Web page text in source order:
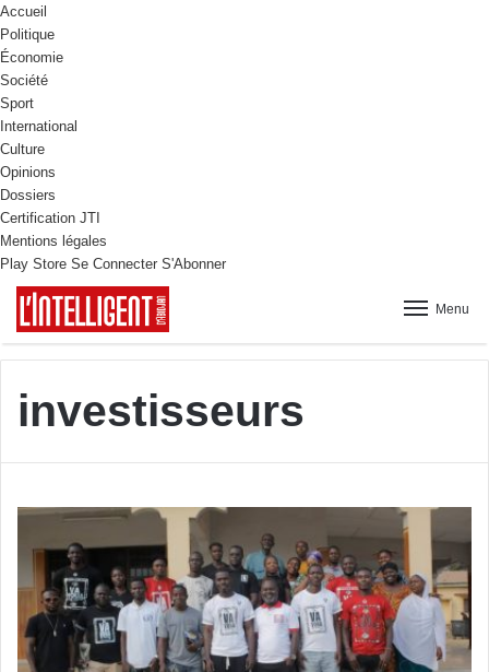
Accueil
Politique
Économie
Société
Sport
International
Culture
Opinions
Dossiers
Certification JTI
Mentions légales
Play Store Se Connecter S'Abonner
Menu
investisseurs